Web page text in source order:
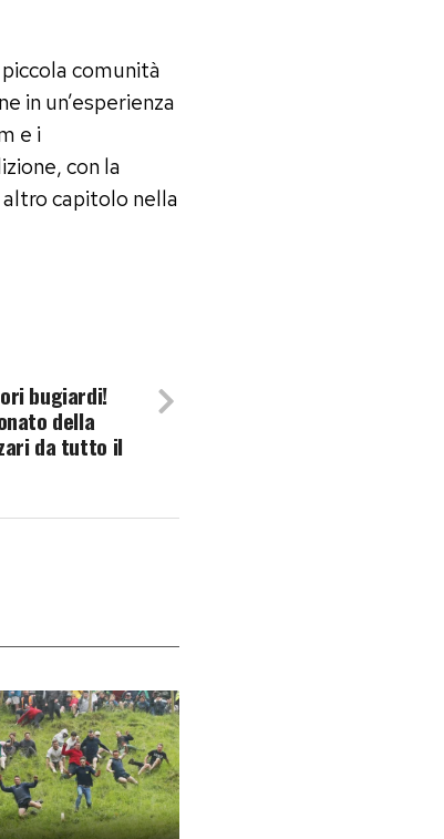
comunità
in un’esperienza
e i
con la
capitolo nella
bugiardi!
della
da tutto il